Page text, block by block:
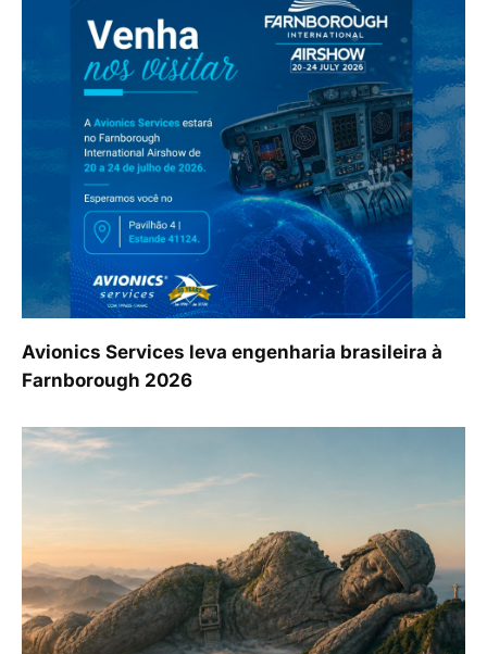
Avionics Services leva engenharia brasileira à
Farnborough 2026